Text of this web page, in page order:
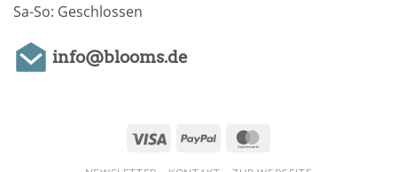
Sa-So: Geschlossen
info@blooms.de
Visa PayPal